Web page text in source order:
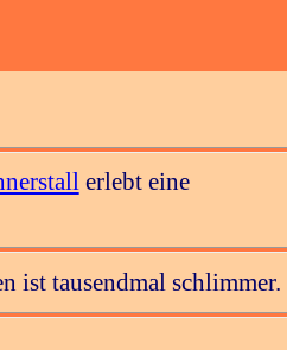
erlebt eine
ist tausendmal schlimmer.